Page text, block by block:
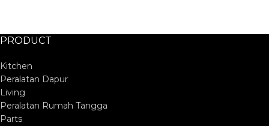
PRODUCT
Kitchen
Peralatan Dapur
Living
Peralatan Rumah Tangga
Parts